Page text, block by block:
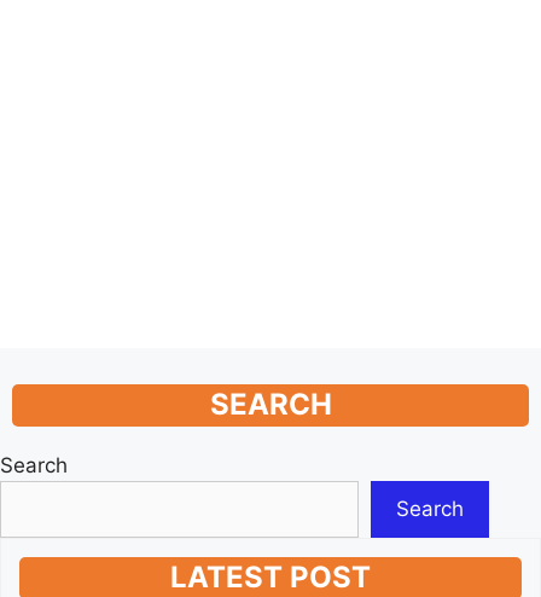
SEARCH
Search
Search
LATEST POST